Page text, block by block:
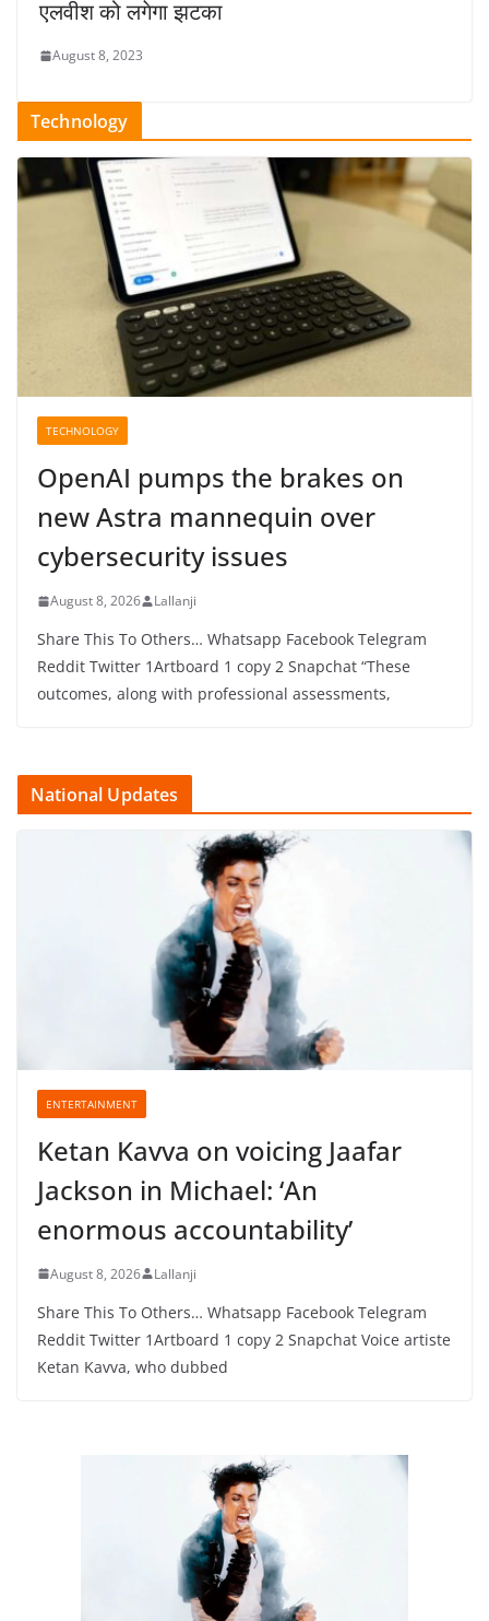
एलवीश को लगेगा झटका
August 8, 2023
Technology
TECHNOLOGY
OpenAI pumps the brakes on
new Astra mannequin over
cybersecurity issues
August 8, 2026 Lallanji
Share This To Others… Whatsapp Facebook Telegram
Reddit Twitter 1Artboard 1 copy 2 Snapchat “These
outcomes, along with professional assessments,
National Updates
ENTERTAINMENT
Ketan Kavva on voicing Jaafar
Jackson in Michael: ‘An
enormous accountability’
August 8, 2026 Lallanji
Share This To Others… Whatsapp Facebook Telegram
Reddit Twitter 1Artboard 1 copy 2 Snapchat Voice artiste
Ketan Kavva, who dubbed